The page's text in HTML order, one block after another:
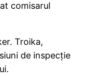
comisarul
Troika,
de inspecţie